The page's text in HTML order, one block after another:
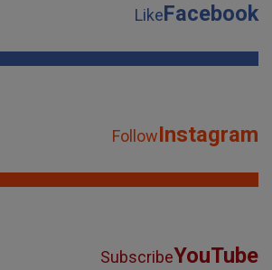
LikeFacebook
FollowInstagram
SubscribeYouTube